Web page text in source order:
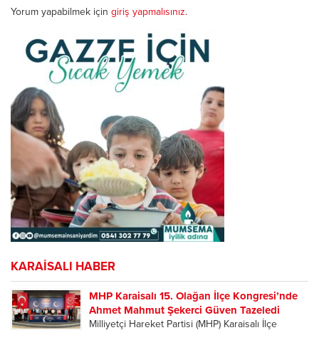
Yorum yapabilmek için giriş yapmalısınız.
KARAİSALI HABER
MHP Karaisalı 15. Olağan İlçe Kongresi’nde
Ahmet Mahmut Şekerci Güven Tazeledi
Milliyetçi Hareket Partisi (MHP) Karaisalı İlçe